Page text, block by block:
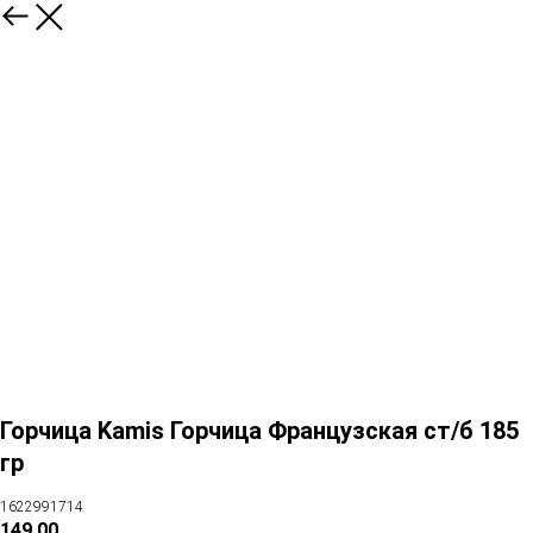
Горчица Kamis Горчица Французская ст/б 185
гр
1622991714